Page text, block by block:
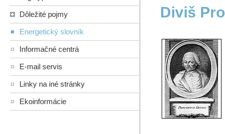
Dôležité pojmy
Energetický slovník
Informačné centrá
E-mail servis
Linky na iné stránky
Ekoinformácie
Diviš